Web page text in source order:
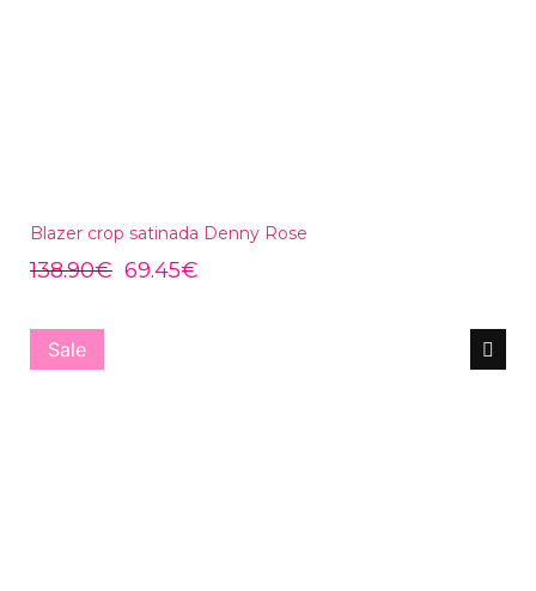
Blazer crop satinada Denny Rose
138.90€ 69.45€
Sale